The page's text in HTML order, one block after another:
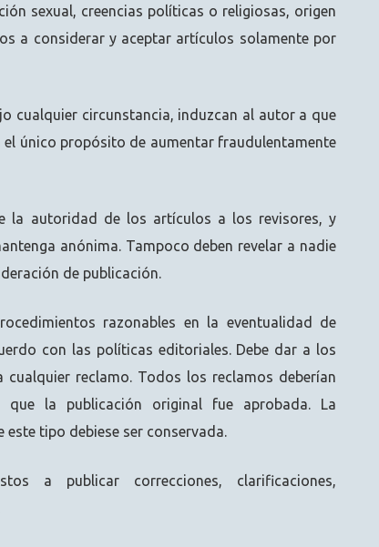
sexual, creencias políticas o religiosas, origen
a considerar y aceptar artículos solamente por
cualquier circunstancia, induzcan al autor a que
único propósito de aumentar fraudulentamente
la autoridad de los artículos a los revisores, y
anónima. Tampoco deben revelar a nadie
de publicación.
razonables en la eventualidad de
con las políticas editoriales. Debe dar a los
reclamo. Todos los reclamos deberían
la publicación original fue aprobada. La
tipo debiese ser conservada.
a publicar correcciones, clarificaciones,